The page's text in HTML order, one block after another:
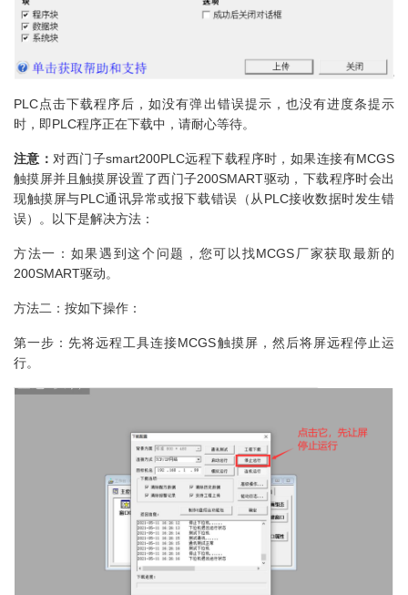
PLC点击下载程序后，如没有弹出错误提示，也没有进度条提示
时，即PLC程序正在下载中，请耐心等待。
注意：对西门子smart200PLC远程下载程序时，如果连接有MCGS
触摸屏并且触摸屏设置了西门子200SMART驱动，下载程序时会出
现触摸屏与PLC通讯异常或报下载错误（从PLC接收数据时发生错
误）。以下是解决方法：
方法一：如果遇到这个问题，您可以找MCGS厂家获取最新的
200SMART驱动。
方法二：按如下操作：
第一步：先将远程工具连接MCGS触摸屏，然后将屏远程停止运
行。